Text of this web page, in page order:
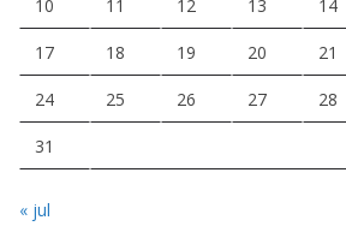
10 11 12 13 14
17 18 19 20 21
24 25 26 27 28
31
« jul